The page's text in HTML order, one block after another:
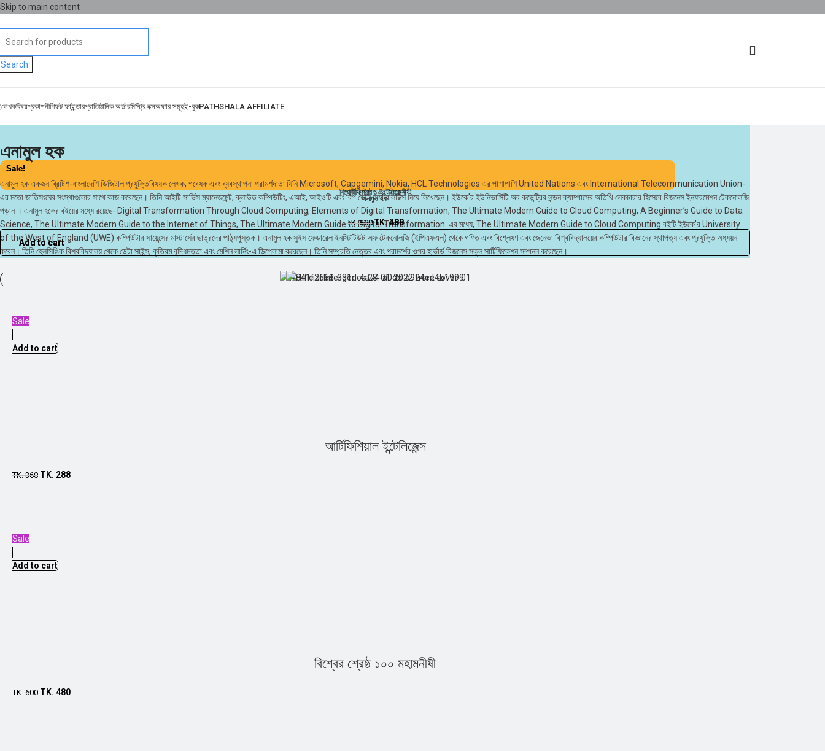
Skip to main content
Search
লেখকবিষয়প্রকাশনীগিফট ফাইন্ডারপ্রাতিষ্ঠানিক অর্ডারমিস্ট্রি বক্সঅফার সমূহই-বুকPATHSHALA AFFILIATE
এনামুল হক
এনামুল হক একজন ব্রিটিশ-বাংলাদেশি ডিজিটাল প্রযুক্তিবিষয়ক লেখক, গবেষক এবং ব্যবস্থাপনা পরামর্শদাতা যিনি Microsoft, Capgemini, Nokia, HCL Technologies এর পাশাপাশি United Nations এবং International Telecommunication Union-
এর মতো জাতিসংঘের সংস্থাগুলোর সাথে কাজ করেছেন। তিনি আইটি সার্ভিস ম্যানেজমেন্ট, ক্লাউড কম্পিউটিং, এআই, আইওটি এবং বিগ ডেটা অ্যানালিটিক্স নিয়ে লিখেছেন। ইউকে’র ইউনিভার্সিটি অব কভেন্ট্রির লন্ডন ক্যাম্পাসের অতিথি লেকচারার হিসেবে বিজনেস ইনফরমেশন টেকনোলজি
পড়ান । এনামুল হকের বইয়ের মধ্যে রয়েছে- Digital Transformation Through Cloud Computing, Elements of Digital Transformation, The Ultimate Modern Guide to Cloud Computing, A Beginner’s Guide to Data
Science, The Ultimate Modern Guide to the Internet of Things, The Ultimate Modern Guide to Digital Transformation. এর মধ্যে, The Ultimate Modern Guide to Cloud Computing বইটি ইউকে’র University
of the West of England (UWE) কম্পিউটার সায়েন্সের মাস্টার্সের ছাত্রদের পাঠ্যপুস্তক। এনামুল হক সুইস ফেডারেল ইনস্টিটিউট অফ টেকনোলজি (ইপিএফএল) থেকে গণিত এবং বিশ্লেষণ এবং জেনেভা বিশ্ববিদ্যালয়ের কম্পিউটার বিজ্ঞানের স্থাপত্য এবং প্রযুক্তি অধ্যয়ন
করেন। তিনি হেলসিঙ্কি বিশ্ববিদ্যালয় থেকে ডেটা সাইন্স, কৃত্রিম বুদ্ধিমত্তা এবং মেশিন লার্নিং-এ ডিপ্লোমা করেছেন। তিনি সম্প্রতি নেতৃত্ব এবং পরামর্শের ওপর হার্ভার্ড বিজনেস স্কুল সার্টিফিকেশন সম্পন্ন করেছেন।
Sale!
আর্টিফিশিয়াল ইন্টেলিজেন্স
এনামুল হক
TK.360 TK.288
Add to cart
Sale!
বিশ্বের শ্রেষ্ঠ ১০০ মহামনীষী
এনামুল হক
TK.600 TK.480
Add to cart
Sale
Add to cart
আর্টিফিশিয়াল ইন্টেলিজেন্স
TK.360 TK. 288
Sale
Add to cart
বিশ্বের শ্রেষ্ঠ ১০০ মহামনীষী
TK.600 TK. 480